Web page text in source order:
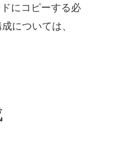
い
ウ
にコピーする必
については、